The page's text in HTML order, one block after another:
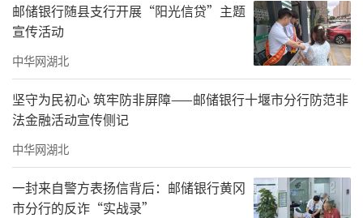
邮储银行随县支行开展“阳光信贷”主题
宣传活动
中华网湖北
坚守为民初心 筑牢防非屏障——邮储银行十堰市分行防范非
法金融活动宣传侧记
中华网湖北
一封来自警方表扬信背后：邮储银行黄冈
市分行的反诈“实战录”